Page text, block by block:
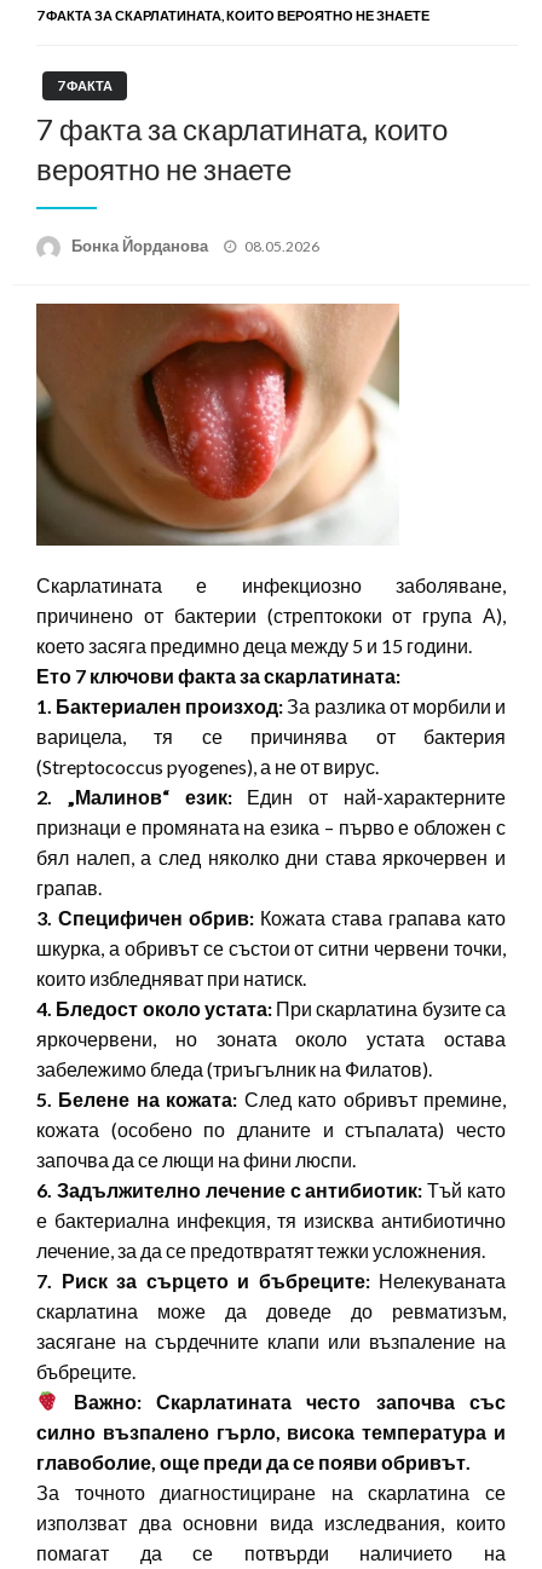
7 ФАКТА ЗА СКАРЛАТИНАТА, КОИТО ВЕРОЯТНО НЕ ЗНАЕТЕ
7 ФАКТА
7 факта за скарлатината, които
вероятно не знаете
Бонка Йорданова
Posted
08.05.2026
Скарлатината е инфекциозно заболяване,
причинено от бактерии (стрептококи от група А),
което засяга предимно деца между 5 и 15 години.
Ето 7 ключови факта за скарлатината:
1. Бактериален произход: За разлика от морбили и
варицела, тя се причинява от бактерия
(Streptococcus pyogenes), а не от вирус.
2. „Малинов“ език:Един от най-характерните
признаци е промяната на езика – първо е обложен с
бял налеп, а след няколко дни става яркочервен и
грапав.
3. Специфичен обрив: Кожата става грапава като
шкурка, а обривът се състои от ситни червени точки,
които избледняват при натиск.
4. Бледост около устата:При скарлатина бузите са
яркочервени, но зоната около устата остава
забележимо бледа (триъгълник на Филатов).
5. Белене на кожата: След като обривът премине,
кожата (особено по дланите и стъпалата) често
започва да се лющи на фини люспи.
6. Задължително лечение с антибиотик: Тъй като
е бактериална инфекция, тя изисква антибиотично
лечение, за да се предотвратят тежки усложнения.
7. Риск за сърцето и бъбреците:Нелекуваната
скарлатина може да доведе до ревматизъм,
засягане на сърдечните клапи или възпаление на
бъбреците.
Важно: Скарлатината често започва със
силно възпалено гърло, висока температура и
главоболие, още преди да се появи обривът.
За точното диагностициране на скарлатина се
използват два основни вида изследвания, които
помагат да се потвърди наличието на